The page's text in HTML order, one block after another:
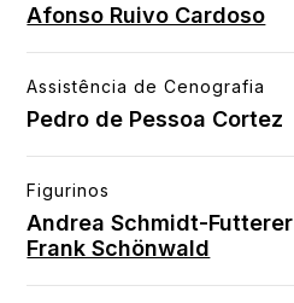
Afonso Ruivo Cardoso
Assistência de Cenografia
Pedro de Pessoa Cortez
Figurinos
Andrea Schmidt-Futterer
Frank Schönwald